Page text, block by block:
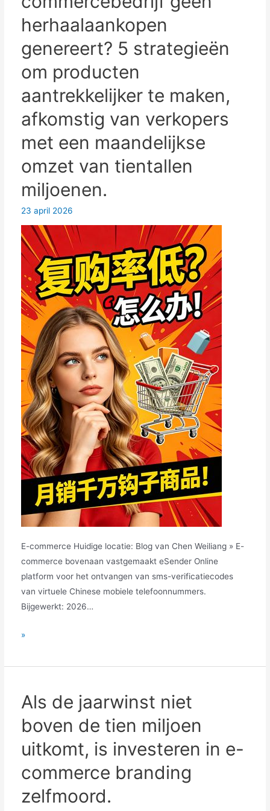
nieuwe
winstgroei.
herhaalaankopen
genereert? 5 strategieën
om producten
aantrekkelijker te maken,
afkomstig van verkopers
met een maandelijkse
omzet van tientallen
miljoenen.
23 april 2026
E-commerce Huidige locatie: Blog van Chen Weiliang » E-
commerce bovenaan vastgemaakt eSender Online
platform voor het ontvangen van sms-verificatiecodes
van virtuele Chinese mobiele telefoonnummers.
Bijgewerkt: 2026…
Wat
doen
uw
e-
commercebedrijf
geen
herhaalaankopen
genereert?
strategieën
»
Als de jaarwinst niet
boven de tien miljoen
uitkomt, is investeren in e-
commerce branding
zelfmoord.